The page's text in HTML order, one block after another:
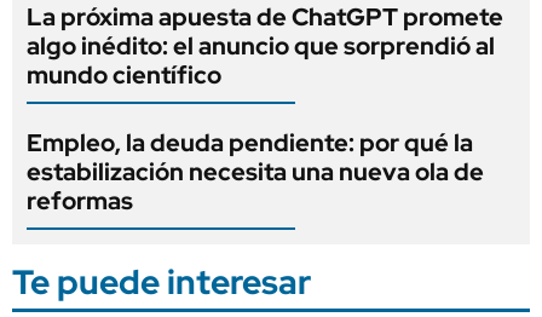
La próxima apuesta de ChatGPT promete
algo inédito: el anuncio que sorprendió al
mundo científico
Empleo, la deuda pendiente: por qué la
estabilización necesita una nueva ola de
reformas
Te puede interesar